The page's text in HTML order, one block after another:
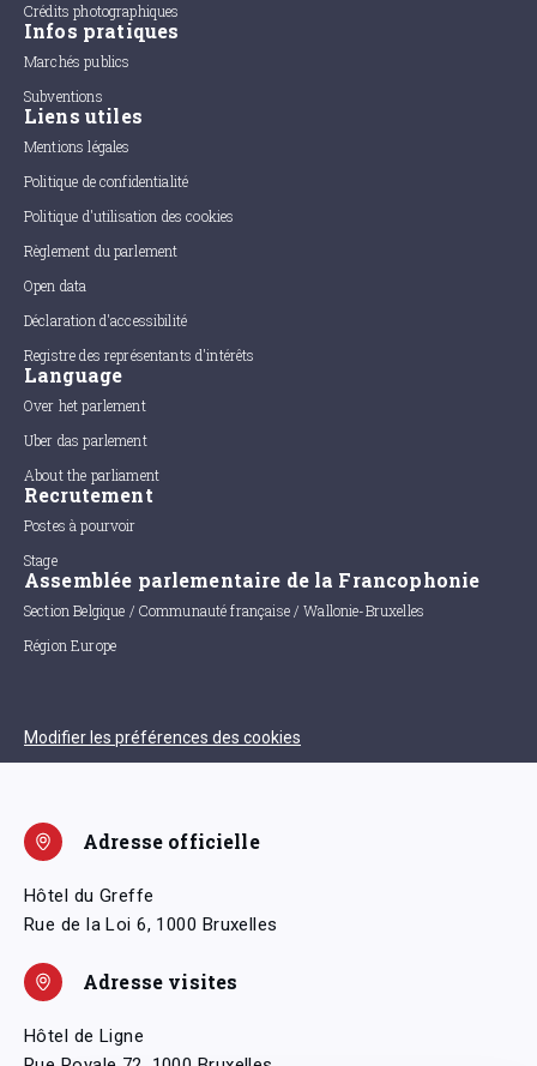
Crédits photographiques
Infos pratiques
Marchés publics
Subventions
Liens utiles
Mentions légales
Politique de confidentialité
Politique d'utilisation des cookies
Règlement du parlement
Open data
Déclaration d'accessibilité
Registre des représentants d'intérêts
Language
Over het parlement
Uber das parlement
About the parliament
Recrutement
Postes à pourvoir
Stage
Assemblée parlementaire de la Francophonie
Section Belgique / Communauté française / Wallonie-Bruxelles
Région Europe
Modifier les préférences des cookies
Adresse officielle
Hôtel du Greffe
Rue de la Loi 6, 1000 Bruxelles
Adresse visites
Hôtel de Ligne